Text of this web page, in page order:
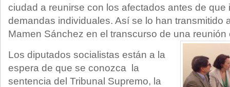
ciudad a reunirse con los afectados antes de que
demandas individuales. Así se lo han transmitido
Mamen Sánchez en el transcurso de una
Los diputados socialistas están a la
espera de que se conozca la
sentencia del Tribunal Supremo, la